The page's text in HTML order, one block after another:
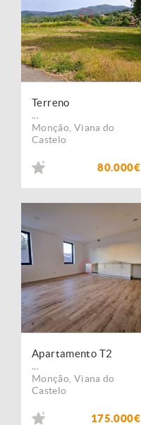
Terreno
Monção Viana do
Castelo
80.000€
Apartamento T2
Monção Viana do
Castelo
175.000€